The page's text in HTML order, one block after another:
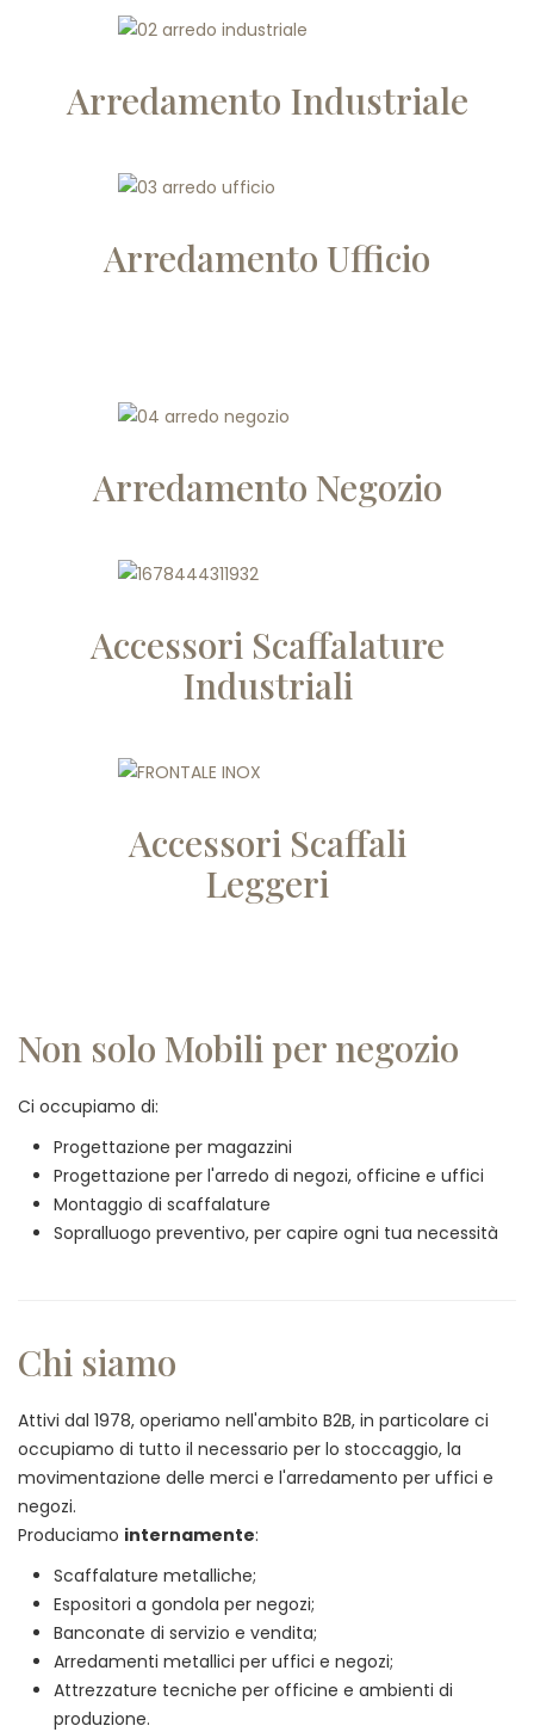
Arredamento Industriale
Arredamento Ufficio
Arredamento Negozio
Accessori Scaffalature
Industriali
Accessori Scaffali
Leggeri
Non solo Mobili per negozio
Ci occupiamo di:
Progettazione per magazzini
Progettazione per l'arredo di negozi, officine e uffici
Montaggio di scaffalature
Sopralluogo preventivo, per capire ogni tua necessità
Chi siamo
Attivi dal 1978, operiamo nell'ambito B2B, in particolare ci
occupiamo di tutto il necessario per lo stoccaggio, la
movimentazione delle merci e l'arredamento per uffici e
negozi.
Produciamo internamente:
Scaffalature metalliche;
Espositori a gondola per negozi;
Banconate di servizio e vendita;
Arredamenti metallici per uffici e negozi;
Attrezzature tecniche per officine e ambienti di
produzione.